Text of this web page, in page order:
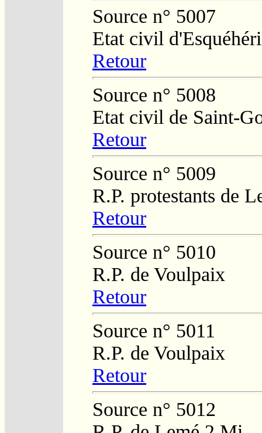
Source n° 5007
Etat civil
Retour
Source n° 5008
Etat civil de Saint-
Retour
Source n° 5009
R.P. protestants de
Retour
Source n° 5010
R.P. de Voulpaix
Retour
Source n° 5011
R.P. de Voulpaix
Retour
Source n° 5012